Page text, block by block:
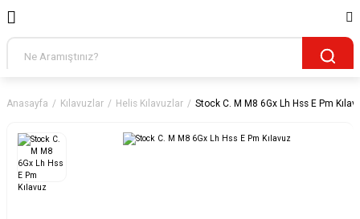
Anasayfa Kılavuzlar Helis Kılavuzlar Stock C. M M8 6Gx Lh Hss E Pm